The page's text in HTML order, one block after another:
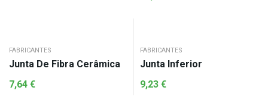
FABRICANTES
Junta De Fibra Cerâmica
7,64 €
FABRICANTES
Junta Inferior
9,23 €